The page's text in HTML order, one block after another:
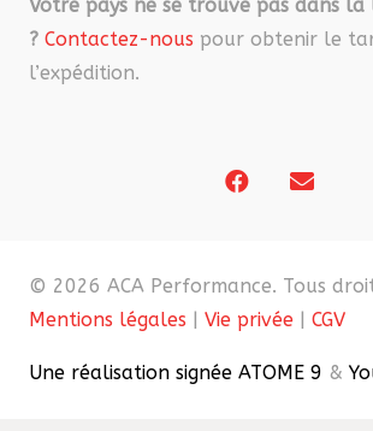
Votre pays ne se trouve pas dans la
? Contactez-nous pour obtenir le
l’expédition.
© 2026 ACA Performance. Tous
Mentions légales
Vie privée CGV
Une réalisation signée ATOME 9 &